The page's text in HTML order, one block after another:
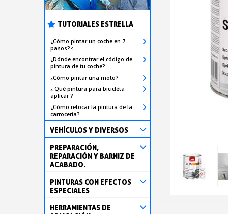
TUTORIALES ESTRELLA
¿Cómo pintar un coche en 7
pasos?<
¿Dónde encontrar el código de
pintura de tu coche?
¿Cómo pintar una moto?
¿ Qué pintura para bicicleta
aplicar ?
¿Cómo retocar la pintura de la
carrocería?
VEHÍCULOS Y DIVERSOS
PREPARACIÓN,
REPARACIÓN Y BARNIZ DE
ACABADO.
PINTURAS CON EFECTOS
ESPECIALES
HERRAMIENTAS DE